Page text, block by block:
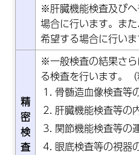
※肝臓機能検査及び
場合に行います。ま
希望する場合に行いま
精
密
検
査
※一般検査の結果さ
る検査を行います。
骨髄造血像検査等
肝臓機能検査等の
関節機能検査等の
眼底検査等の視器